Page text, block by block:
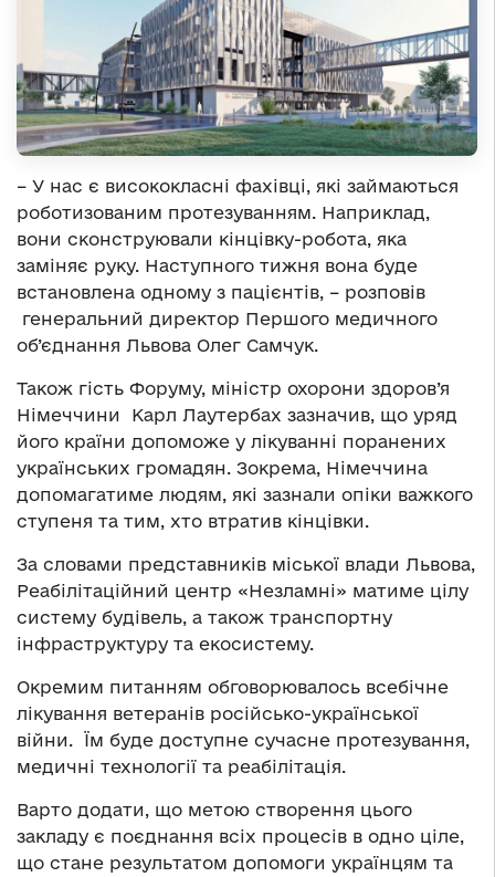
– У нас є висококласні фахівці, які займаються
роботизованим протезуванням. Наприклад,
вони сконструювали кінцівку-робота, яка
заміняє руку. Наступного тижня вона буде
встановлена одному з пацієнтів, – розповів
генеральний директор Першого медичного
об’єднання Львова Олег Самчук.
Також гість Форуму, міністр охорони здоров’я
Німеччини Карл Лаутербах зазначив, що уряд
його країни допоможе у лікуванні поранених
українських громадян. Зокрема, Німеччина
допомагатиме людям, які зазнали опіки важкого
ступеня та тим, хто втратив кінцівки.
За словами представників міської влади Львова,
Реабілітаційний центр «Незламні» матиме цілу
систему будівель, а також транспортну
інфраструктуру та екосистему.
Окремим питанням обговорювалось всебічне
лікування ветеранів російсько-української
війни. Їм буде доступне сучасне протезування,
медичні технології та реабілітація.
Варто додати, що метою створення цього
закладу є поєднання всіх процесів в одно ціле,
що стане результатом допомоги українцям та